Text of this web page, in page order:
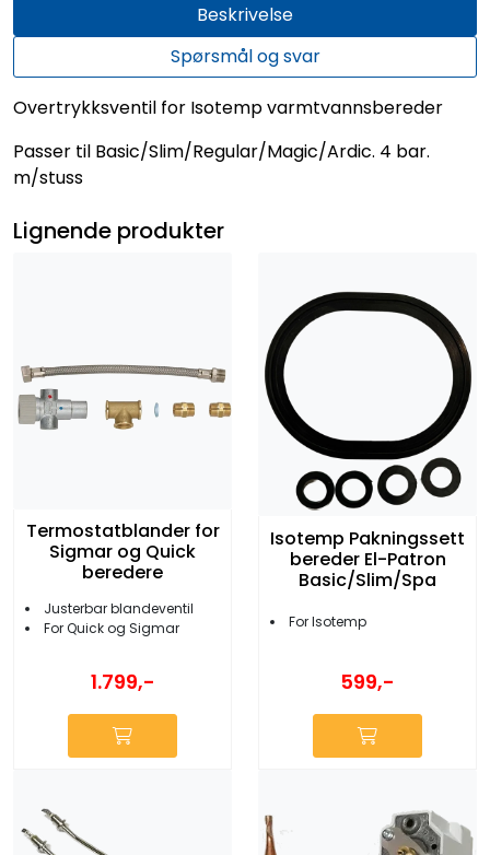
Beskrivelse
Spørsmål og svar
Overtrykksventil for Isotemp varmtvannsbereder
Passer til Basic/Slim/Regular/Magic/Ardic. 4 bar.
m/stuss
Lignende produkter
Termostatblander for
Sigmar og Quick
beredere
Justerbar blandeventil
For Quick og Sigmar
1.799,-
Isotemp Pakningssett
bereder El-Patron
Basic/Slim/Spa
For Isotemp
599,-